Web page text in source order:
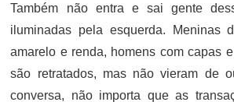
Também não entra e sai gente
iluminadas pela esquerda. Meninas
amarelo e renda, homens com capas
são retratados, mas não vieram de
conversa, não importa que as